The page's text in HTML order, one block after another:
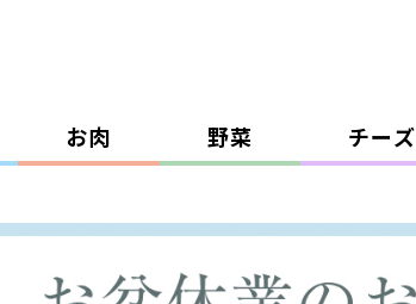
お肉 野菜 チーズ